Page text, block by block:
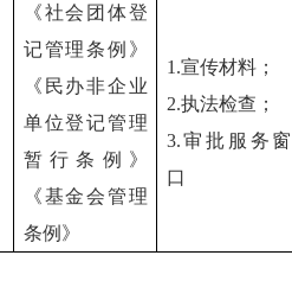
《社会团体登
记管理条例》
《民办非企业
单位登记管理
暂行条例》
《基金会管理
条例》
1.宣传材料；
2.执法检查；
3.审批服务窗
口